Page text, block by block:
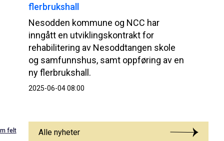
flerbrukshall
Nesodden kommune og NCC har
inngått en utviklingskontrakt for
rehabilitering av Nesoddtangen skole
og samfunnshus, samt oppføring av en
ny flerbrukshall.
2025-06-04 08:00
felt Alle nyheter